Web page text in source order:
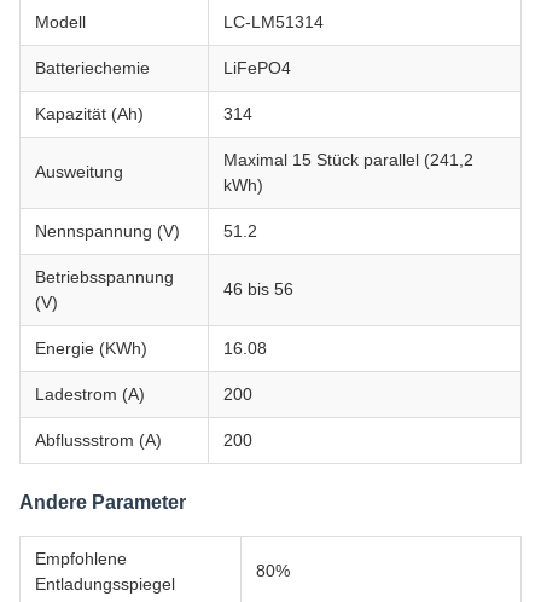
Modell LC-LM51314
Batteriechemie LiFePO4
Kapazität (Ah) 314
Ausweitung
Maximal 15 Stück parallel (241,2
kWh)
Nennspannung (V) 51.2
Betriebsspannung
(V)
46 bis 56
Energie (KWh) 16.08
Ladestrom (A) 200
Abflussstrom (A) 200
Andere Parameter
Empfohlene
Entladungsspiegel
80%